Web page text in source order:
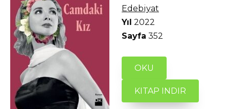
Edebiyat
Yıl 2022
Sayfa 352
OKU
KITAP INDIR